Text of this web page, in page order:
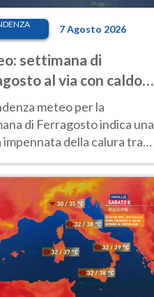
7 Agosto 2026
settimana di
al via con caldo
e qualche temporale
meteo per la
di Ferragosto indica una
impennata della calura tra
al Nord.